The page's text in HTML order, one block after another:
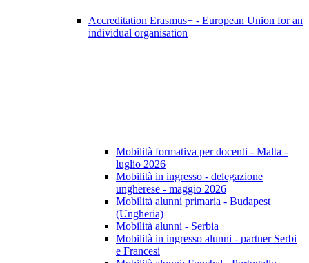
Accreditation Erasmus+ - European Union for an
individual organisation
Mobilità formativa per docenti - Malta -
luglio 2026
Mobilità in ingresso - delegazione
ungherese - maggio 2026
Mobilità alunni primaria - Budapest
(Ungheria)
Mobilità alunni - Serbia
Mobilità in ingresso alunni - partner Serbi
e Francesi